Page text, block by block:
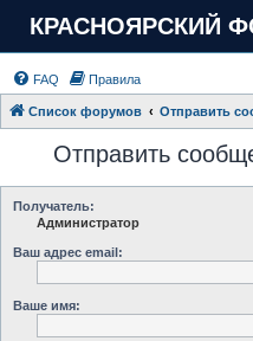
КРАСНОЯРСКИЙ
FAQ Правила
Список форумов Отправить
Отправить
Получатель:
Администратор
Ваш адрес email:
Ваше имя: